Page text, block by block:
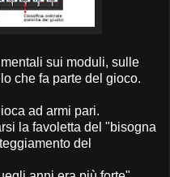
sui moduli, sulle
che fa parte del gioco.
ad armi pari.
la favoletta del "bisogna
del